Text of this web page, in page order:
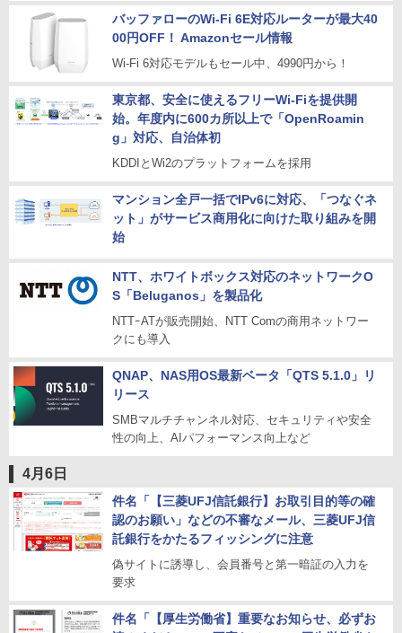
バッファローのWi-Fi 6E対応ルーターが最大40
00円OFF！ Amazonセール情報
Wi-Fi 6対応モデルもセール中、4990円から！
東京都、安全に使えるフリーWi-Fiを提供開
始。年度内に600カ所以上で「OpenRoamin
g」対応、自治体初
KDDIとWi2のプラットフォームを採用
マンション全戸一括でIPv6に対応、「つなぐネ
ット」がサービス商用化に向けた取り組みを開
始
NTT、ホワイトボックス対応のネットワークO
S「Beluganos」を製品化
NTTｰATが販売開始、NTT Comの商用ネットワー
クにも導入
QNAP、NAS用OS最新ベータ「QTS 5.1.0」リ
リース
SMBマルチチャンネル対応、セキュリティや安全
性の向上、AIパフォーマンス向上など
4月6日
件名「【三菱UFJ信託銀行】お取引目的等の確
認のお願い」などの不審なメール、三菱UFJ信
託銀行をかたるフィッシングに注意
偽サイトに誘導し、会員番号と第一暗証の入力を
要求
件名「【厚生労働省】重要なお知らせ、必ずお